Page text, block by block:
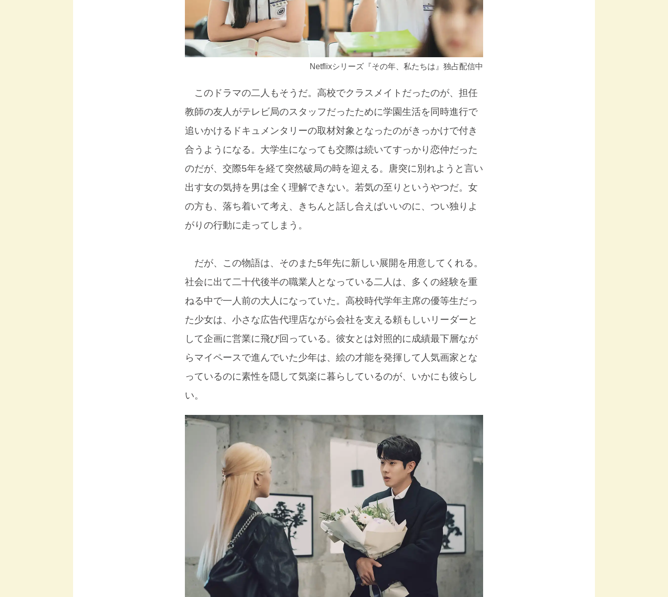
Netflixシリーズ『その年、私たちは』独占配信中
このドラマの二人もそうだ。高校でクラスメイトだったのが、担任
教師の友人がテレビ局のスタッフだったために学園生活を同時進行で
追いかけるドキュメンタリーの取材対象となったのがきっかけで付き
合うようになる。大学生になっても交際は続いてすっかり恋仲だった
のだが、交際5年を経て突然破局の時を迎える。唐突に別れようと言い
出す女の気持を男は全く理解できない。若気の至りというやつだ。女
の方も、落ち着いて考え、きちんと話し合えばいいのに、つい独りよ
がりの行動に走ってしまう。
だが、この物語は、そのまた5年先に新しい展開を用意してくれる。
社会に出て二十代後半の職業人となっている二人は、多くの経験を重
ねる中で一人前の大人になっていた。高校時代学年主席の優等生だっ
た少女は、小さな広告代理店ながら会社を支える頼もしいリーダーと
して企画に営業に飛び回っている。彼女とは対照的に成績最下層なが
らマイペースで進んでいた少年は、絵の才能を発揮して人気画家とな
っているのに素性を隠して気楽に暮らしているのが、いかにも彼らし
い。